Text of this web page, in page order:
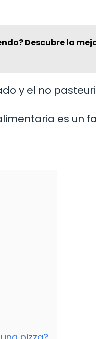
Descubre la
y el no
es un